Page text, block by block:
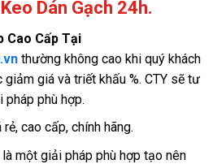
Dán Gạch 24h.
Cao Cấp Tại
thường không cao khi quý khách
giá và triết khấu %. CTY sẽ tư
phù hợp.
cao cấp, chính hãng.
một giải pháp phù hợp tạo nên